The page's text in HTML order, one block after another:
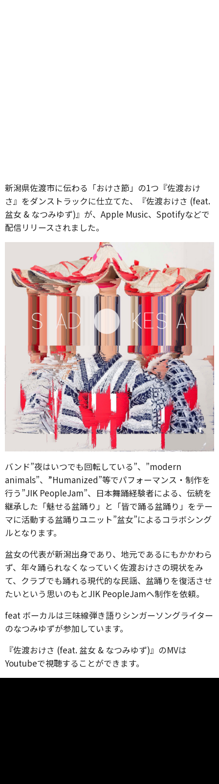
新潟県佐渡市に伝わる「おけさ節」の1つ『佐渡おけ
さ』をダンストラックに仕立てた、『佐渡おけさ (feat.
盆女 & なつみゆず)』が、Apple Music、Spotifyなどで
配信リリースされました。
バンド”夜はいつでも回転している”、”modern
animals”、”Humanized”等でパフォーマンス・制作を
行う”JIK PeopleJam”、日本舞踊経験者による、伝統を
継承した「魅せる盆踊り」と「皆で踊る盆踊り」をテー
マに活動する盆踊りユニット”盆女”によるコラボシング
ルとなります。
盆女の代表が新潟出身であり、地元であるにもかかわら
ず、年々踊られなくなっていく佐渡おけさの現状をみ
て、クラブでも踊れる現代的な民謡、盆踊りを復活させ
たいという思いのもとJIK PeopleJamへ制作を依頼。
feat ボーカルは三味線弾き語りシンガーソングライター
のなつみゆずが参加しています。
『佐渡おけさ (feat. 盆女 & なつみゆず)』のMVは
Youtubeで視聴することができます。